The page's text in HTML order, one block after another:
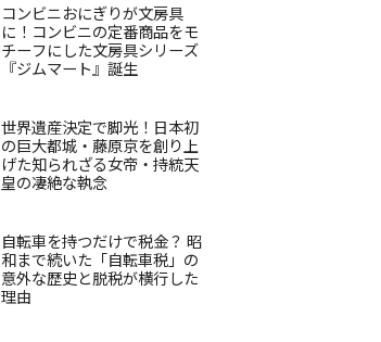
コンビニおにぎりが文房具
に！コンビニの定番商品をモ
チーフにした文房具シリーズ
『ジムマート』誕生
世界遺産決定で脚光！日本初
の巨大都城・藤原京を創り上
げた知られざる女帝・持統天
皇の凄絶な執念
自転車を持つだけで税金？ 昭
和まで続いた「自転車税」の
意外な歴史と脱税が横行した
理由